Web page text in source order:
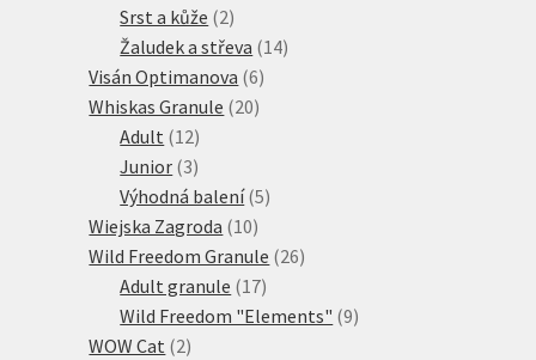
Srst a kůže 22
produkty
Žaludek a střeva 1414
Visán Optimanova 66
produktů
Whiskas Granule 2020
Adult 1212
produktů
Junior 33
produkty
Výhodná balení 55
Wiejska Zagroda 1010
produktů
Wild Freedom Granule 2626
Adult granule 1717
produktů
Wild Freedom "Elements" 99
WOW Cat 22